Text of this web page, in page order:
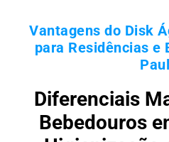
Vantagens do Disk
para Residências e
Diferenciais
Bebedouros